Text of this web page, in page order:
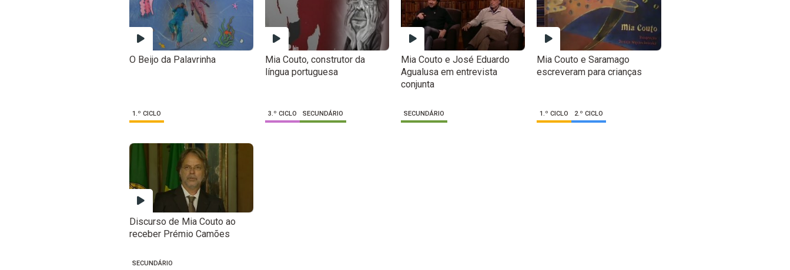
O Beijo da Palavrinha
1.º CICLO
Mia Couto, construtor da
língua portuguesa
3.º CICLO SECUNDÁRIO
Mia Couto e José Eduardo
Agualusa em entrevista
conjunta
SECUNDÁRIO
Mia Couto e Saramago
escreveram para crianças
1.º CICLO 2.º CICLO
Discurso de Mia Couto ao
receber Prémio Camões
SECUNDÁRIO